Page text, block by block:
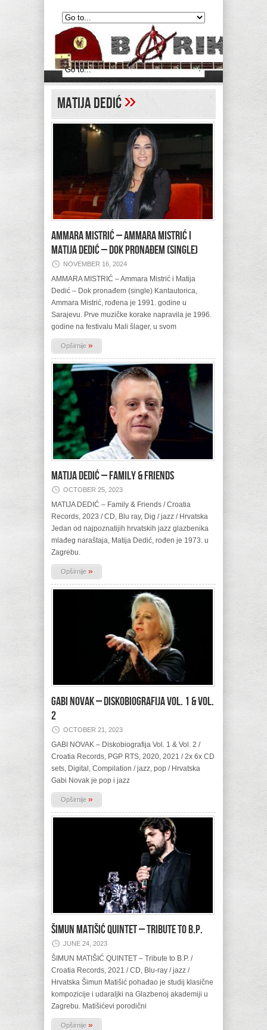
Matija Dedić»
AMMARA MISTRIĆ – Ammara Mistrić i
Matija Dedić – Dok pronađem (single)
NOVEMBER 16, 2024
AMMARA MISTRIĆ – Ammara Mistrić i Matija
Dedić – Dok pronađem (single) Kantautorica,
Ammara Mistrić, rođena je 1991. godine u
Sarajevu. Prve muzičke korake napravila je 1996.
godine na festivalu Mali šlager, u svom
Opširnije »
MATIJA DEDIĆ – Family & Friends
OCTOBER 25, 2023
MATIJA DEDIĆ – Family & Friends / Croatia
Records, 2023 / CD, Blu ray, Dig / jazz / Hrvatska
Jedan od najpoznatijih hrvatskih jazz glazbenika
mlađeg naraštaja, Matija Dedić, rođen je 1973. u
Zagrebu.
Opširnije »
GABI NOVAK – Diskobiografija Vol. 1 & Vol.
2
OCTOBER 21, 2023
GABI NOVAK – Diskobiografija Vol. 1 & Vol. 2 /
Croatia Records, PGP RTS, 2020, 2021 / 2x 6x CD
sets, Digital, Compilation / jazz, pop / Hrvatska
Gabi Novak je pop i jazz
Opširnije »
ŠIMUN MATIŠIĆ QUINTET – Tribute to B.P.
JUNE 24, 2023
ŠIMUN MATIŠIĆ QUINTET – Tribute to B.P. /
Croatia Records, 2021 / CD, Blu-ray / jazz /
Hrvatska Šimun Matišić pohađao je studij klasične
kompozicije i udaraljki na Glazbenoj akademiji u
Zagrebu. Matišićevi porodični
Opširnije »